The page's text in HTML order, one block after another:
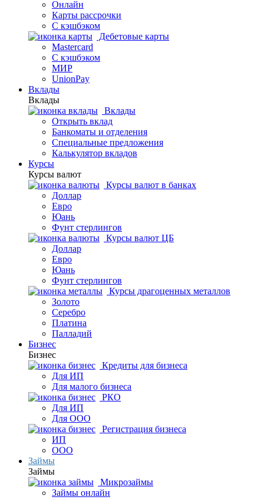
Онлайн
Карты рассрочки
С кэшбэком
Дебетовые карты
Mastercard
С кэшбэком
МИР
UnionPay
Вклады
Вклады
Вклады
Открыть вклад
Банкоматы и отделения
Специальные предложения
Калькулятор вкладов
Курсы
Курсы валют
Курсы валют в банках
Доллар
Евро
Юань
Фунт стерлингов
Курсы валют ЦБ
Доллар
Евро
Юань
Фунт стерлингов
Курсы драгоценных металлов
Золото
Серебро
Платина
Палладий
Бизнес
Бизнес
Кредиты для бизнеса
Для ИП
Для малого бизнеса
РКО
Для ИП
Для ООО
Регистрация бизнеса
ИП
ООО
Займы
Займы
Микрозаймы
Займы онлайн